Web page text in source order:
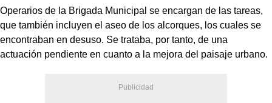
Operarios de la Brigada Municipal se encargan de las tareas,
que también incluyen el aseo de los alcorques, los cuales se
encontraban en desuso. Se trataba, por tanto, de una
actuación pendiente en cuanto a la mejora del paisaje urbano.